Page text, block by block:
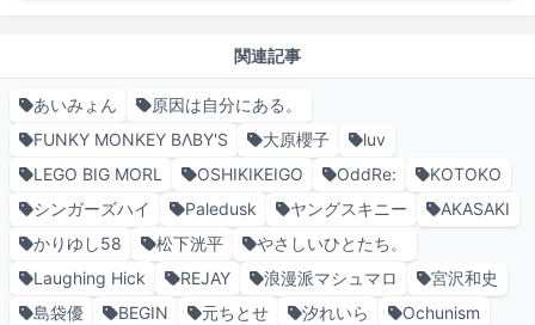
関連記事
あいみょん
原因は自分にある。
FUNKY MONKEY BΛBY'S
大原櫻子
luv
LEGO BIG MORL
OSHIKIKEIGO OddRe:
KOTOKO
シンガーズハイ
Paledusk ヤングスキニー
AKASAKI
かりゆし58
松下洸平
やさしいひとたち。
Laughing Hick
REJAY 浪漫派マシュマロ
宮沢和史
島袋優
BEGIN 元ちとせ 汐れいら
Ochunism